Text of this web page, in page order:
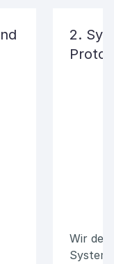
2.
Wir